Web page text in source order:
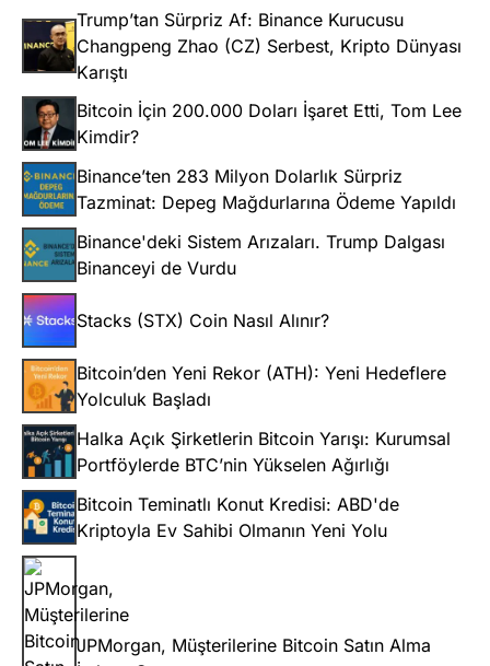
Trump’tan Sürpriz Af: Binance Kurucusu
Changpeng Zhao (CZ) Serbest, Kripto Dünyası
Karıştı
Bitcoin İçin 200.000 Doları İşaret Etti, Tom Lee
Kimdir?
Binance’ten 283 Milyon Dolarlık Sürpriz
Tazminat: Depeg Mağdurlarına Ödeme Yapıldı
Binance'deki Sistem Arızaları. Trump Dalgası
Binanceyi de Vurdu
Stacks (STX) Coin Nasıl Alınır?
Bitcoin’den Yeni Rekor (ATH): Yeni Hedeflere
Yolculuk Başladı
Halka Açık Şirketlerin Bitcoin Yarışı: Kurumsal
Portföylerde BTC’nin Yükselen Ağırlığı
Bitcoin Teminatlı Konut Kredisi: ABD'de
Kriptoyla Ev Sahibi Olmanın Yeni Yolu
JPMorgan, Müşterilerine Bitcoin Satın Alma